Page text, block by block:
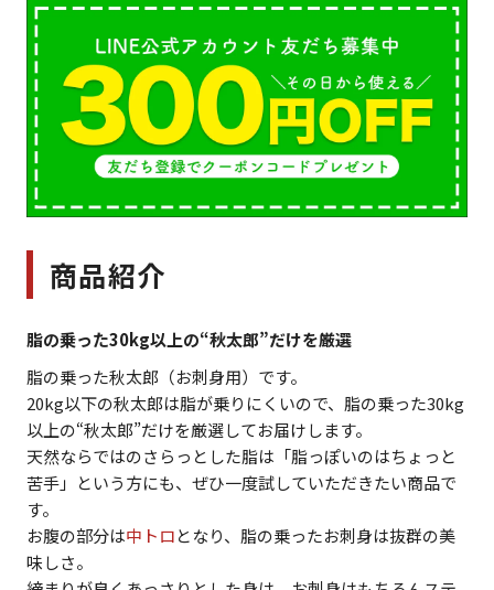
商品紹介
脂の乗った30kg以上の“秋太郎”だけを厳選
脂の乗った秋太郎（お刺身用）です。
20kg以下の秋太郎は脂が乗りにくいので、脂の乗った30kg
以上の“秋太郎”だけを厳選してお届けします。
天然ならではのさらっとした脂は「脂っぽいのはちょっと
苦手」という方にも、ぜひ一度試していただきたい商品で
す。
お腹の部分は中トロとなり、脂の乗ったお刺身は抜群の美
味しさ。